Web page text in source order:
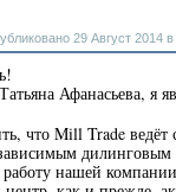
29 Август 2014
Афанасьева, я
что Mill Trade
работу нашей